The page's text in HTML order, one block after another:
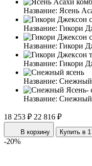
Название: Ясень
Название: Гикори
Название: Гикори
Название: Гикори
Название: Снежный
Название: Снежный
18 253 ₽ 22 816 ₽
В корзину Купить в
-20%